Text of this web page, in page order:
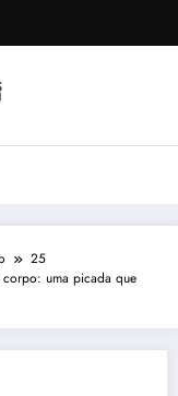
25
uma picada que